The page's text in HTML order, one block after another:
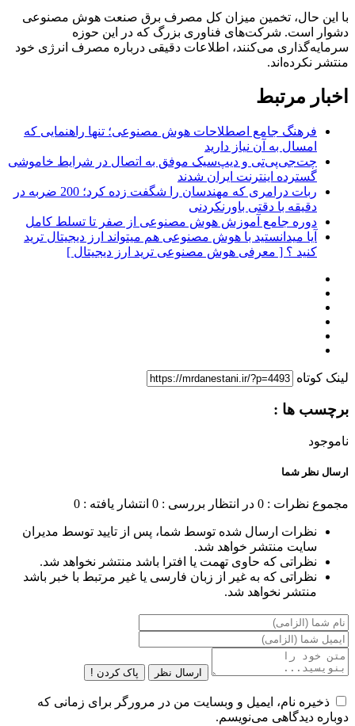
با این حال، تخمین میزان کل مصرف برق صنعت هوش مصنوعی
دشوار است. شرکت‌های فناوری بزرگ که در این حوزه
سرمایه‌گذاری می‌کنند، اطلاعات دقیقی درباره مصرف انرژی خود
منتشر نکرده‌اند.
اخبار مرتبط
فرهنگ جامع اصطلاحات هوش مصنوعی؛ تنها راهنمایی که
امسال به آن نیاز دارید
چت‌جی‌پی‌تی و دیپ‌سیک موفق به اتصال در شرایط خاموشی
گسترده اینترنت ایران شدند
ربات درامری که مهندسان را شگفت زده کرد؛ 200 ضربه در
دقیقه با دقتی باورنکردنی
دوره جامع آموزش هوش مصنوعی از صفر تا تسلط کامل
آیا میدانستید با هوش مصنوعی هم میتواند ارز دیجیتال ترید
کنید ؟ [ معرفی هوش مصنوعی ترید ارز دیجیتال ]
لینک کوتاه
برچسب ها :
ناموجود
ارسال نظر شما
مجموع نظرات : 0 در انتظار بررسی : 0 انتشار یافته : 0
نظرات ارسال شده توسط شما، پس از تایید توسط مدیران
سایت منتشر خواهد شد.
نظراتی که حاوی تهمت یا افترا باشد منتشر نخواهد شد.
نظراتی که به غیر از زبان فارسی یا غیر مرتبط با خبر باشد
منتشر نخواهد شد.
ارسال نظر پاک کردن !
ذخیره نام، ایمیل و وبسایت من در مرورگر برای زمانی که
دوباره دیدگاهی می‌نویسم.